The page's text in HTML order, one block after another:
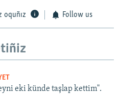
oquñız Follow us
eki künde taşlap kettim".